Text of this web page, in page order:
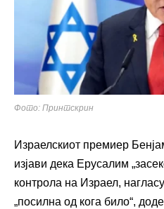
Фото: Принтскрин
Израелскиот премиер
изјави дека Ерусалим
контрола на Израел,
„посилна од кога било“,